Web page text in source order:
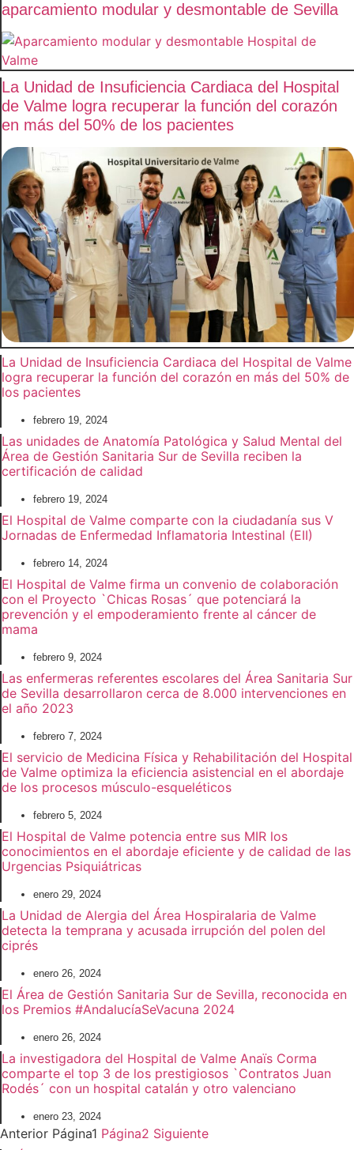
aparcamiento modular y desmontable de Sevilla
La Unidad de Insuficiencia Cardiaca del Hospital
de Valme logra recuperar la función del corazón
en más del 50% de los pacientes
La Unidad de Insuficiencia Cardiaca del Hospital de Valme
logra recuperar la función del corazón en más del 50% de
los pacientes
febrero 19, 2024
Las unidades de Anatomía Patológica y Salud Mental del
Área de Gestión Sanitaria Sur de Sevilla reciben la
certificación de calidad
febrero 19, 2024
El Hospital de Valme comparte con la ciudadanía sus V
Jornadas de Enfermedad Inflamatoria Intestinal (EII)
febrero 14, 2024
El Hospital de Valme firma un convenio de colaboración
con el Proyecto `Chicas Rosas´ que potenciará la
prevención y el empoderamiento frente al cáncer de
mama
febrero 9, 2024
Las enfermeras referentes escolares del Área Sanitaria Sur
de Sevilla desarrollaron cerca de 8.000 intervenciones en
el año 2023
febrero 7, 2024
El servicio de Medicina Física y Rehabilitación del Hospital
de Valme optimiza la eficiencia asistencial en el abordaje
de los procesos músculo-esqueléticos
febrero 5, 2024
El Hospital de Valme potencia entre sus MIR los
conocimientos en el abordaje eficiente y de calidad de las
Urgencias Psiquiátricas
enero 29, 2024
La Unidad de Alergia del Área Hospiralaria de Valme
detecta la temprana y acusada irrupción del polen del
ciprés
enero 26, 2024
El Área de Gestión Sanitaria Sur de Sevilla, reconocida en
los Premios #AndalucíaSeVacuna 2024
enero 26, 2024
La investigadora del Hospital de Valme Anaïs Corma
comparte el top 3 de los prestigiosos `Contratos Juan
Rodés´ con un hospital catalán y otro valenciano
enero 23, 2024
Anterior Página1 Página2 Siguiente